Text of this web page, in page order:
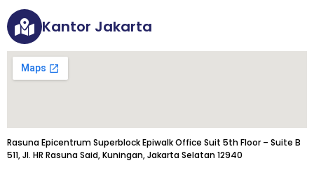
Kantor Jakarta
Rasuna Epicentrum Superblock Epiwalk Office Suit 5th Floor – Suite B
511, Jl. HR Rasuna Said, Kuningan, Jakarta Selatan 12940